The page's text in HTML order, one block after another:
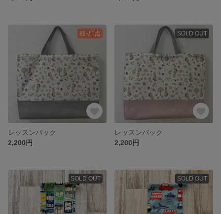
残り1点
レッスンバック
2,200円
SOLD OUT
レッスンバック
2,200円
SOLD OUT SOLD OUT